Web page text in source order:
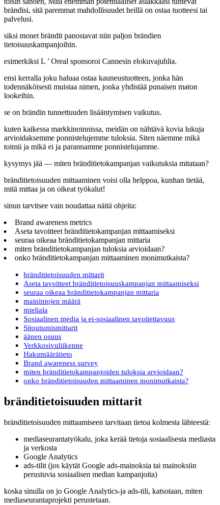
brändisi, sitä paremmat mahdollisuudet heillä on ostaa tuotteesi tai
palvelusi.
siksi monet brändit panostavat niin paljon brändien
tietoisuuskampanjoihin.
esimerkiksi L ’ Oreal sponsoroi Cannesin elokuvajuhlia.
ensi kerralla joku haluaa ostaa kauneustuotteen, jonka hän
todennäköisesti muistaa nimen, jonka yhdistää punaisen maton
lookeihin.
se on brändin tunnettuuden lisääntymisen vaikutus.
kuten kaikessa markkinoinnissa, meidän on nähtävä kovia lukuja
arvioidaksemme ponnistelujemme tuloksia. Siten näemme mikä
toimii ja mikä ei ja parannamme ponnistelujamme.
kysymys jää — miten bränditietokampanjan vaikutuksia mitataan?
bränditietoisuuden mittaaminen voisi olla helppoa, kunhan tietää,
mitä mittaa ja on oikeat työkalut!
sinun tarvitsee vain noudattaa näitä ohjeita:
Brand awareness metrics
Aseta tavoitteet bränditietokampanjan mittaamiseksi
seuraa oikeaa bränditietokampanjan mittaria
miten bränditietokampanjan tuloksia arvioidaan?
onko bränditietokampanjan mittaaminen monimutkaista?
bränditietoisuuden mittarit
Aseta tavoitteet bränditietoisuuskampanjan mittaamiseksi
seuraa oikeaa bränditietokampanjan mittaria
mainintojen määrä
mieliala
Sosiaalinen media ja ei-sosiaalinen tavoitettavuus
Sitoutumismittarit
äänen osuus
Verkkosivuliikenne
Hakumäärätieto
Brand awareness survey
miten bränditietokampanjoiden tuloksia arvioidaan?
onko bränditietoisuuden mittaaminen monimutkaista?
bränditietoisuuden mittarit
bränditietoisuuden mittaamiseen tarvitaan tietoa kolmesta lähteestä:
mediaseurantatyökalu, joka kerää tietoja sosiaalisesta mediasta
ja verkosta
Google Analytics
ads-tilit (jos käytät Google ads-mainoksia tai mainoksiin
perustuvia sosiaalisen median kampanjoita)
koska sinulla on jo Google Analytics-ja ads-tili, katsotaan, miten
mediaseurantaprojekti perustetaan.